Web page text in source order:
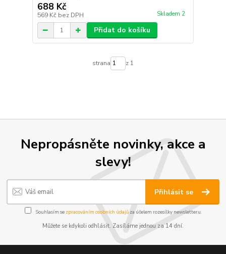
688 Kč
569 Kč bez DPH Skladem 2
Přidat do košíku
strana z 1
Nepropásněte novinky, akce a
slevy!
Přihlásit se
Souhlasím se zpracováním osobních údajůza účelem rozesílky newsletteru.
Můžete se kdykoli odhlásit. Zasíláme jednou za 14 dní.